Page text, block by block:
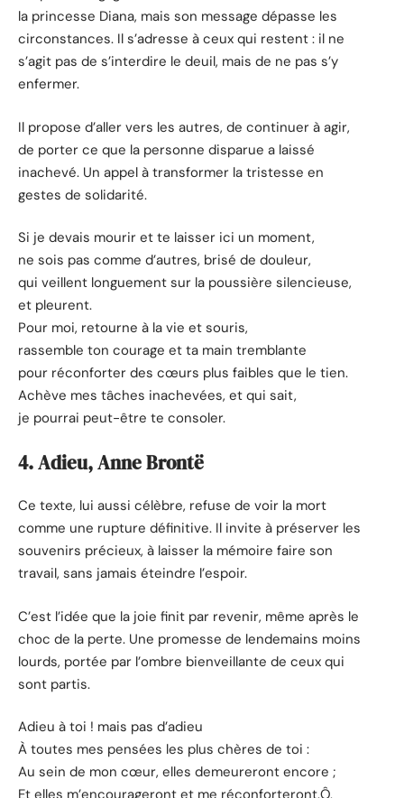
la princesse Diana, mais son message dépasse les
circonstances. Il s’adresse à ceux qui restent : il ne
s’agit pas de s’interdire le deuil, mais de ne pas s’y
enfermer.
Il propose d’aller vers les autres, de continuer à agir,
de porter ce que la personne disparue a laissé
inachevé. Un appel à transformer la tristesse en
gestes de solidarité.
Si je devais mourir et te laisser ici un moment,
ne sois pas comme d’autres, brisé de douleur,
qui veillent longuement sur la poussière silencieuse,
et pleurent.
Pour moi, retourne à la vie et souris,
rassemble ton courage et ta main tremblante
pour réconforter des cœurs plus faibles que le tien.
Achève mes tâches inachevées, et qui sait,
je pourrai peut-être te consoler.
4. Adieu, Anne Brontë
Ce texte, lui aussi célèbre, refuse de voir la mort
comme une rupture définitive. Il invite à préserver les
souvenirs précieux, à laisser la mémoire faire son
travail, sans jamais éteindre l’espoir.
C’est l’idée que la joie finit par revenir, même après le
choc de la perte. Une promesse de lendemains moins
lourds, portée par l’ombre bienveillante de ceux qui
sont partis.
Adieu à toi ! mais pas d’adieu
À toutes mes pensées les plus chères de toi :
Au sein de mon cœur, elles demeureront encore ;